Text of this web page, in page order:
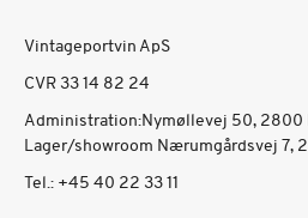
Vintageportvin ApS
CVR 33 14 82 24
Administration:Nymøllevej 50, 2800
Lager/showroom Nærumgårdsvej 7,
Tel.: +45 40 22 33 11